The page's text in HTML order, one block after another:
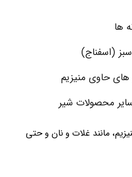
ها
(اسفناج)
حاوی منیزیم
محصولات شیر
مانند غلات و نان و حتی